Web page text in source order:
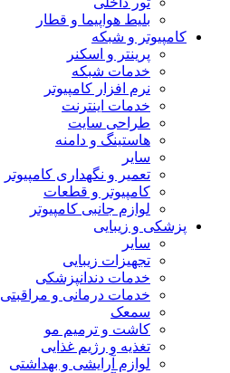
بلیط هواپیما و قطار
کامپیوتر و شبکه
پرینتر و اسکنر
خدمات شبکه
نرم افزار کامپیوتر
خدمات اینترنت
طراحی سایت
هاستینگ و دامنه
سایر
تعمیر و نگهداری کامپیوتر
کامپیوتر و قطعات
لوازم جانبی کامپیوتر
پزشکی و زیبایی
سایر
تجهیزات زیبایی
خدمات دندانپزشکی
خدمات درمانی و مراقبتی
سمعک
کاشت و ترمیم مو
تغذیه و رژیم غذایی
لوازم آرایشی و بهداشتی